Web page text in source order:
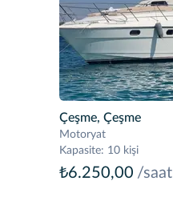
Çeşme, Çeşme
Motoryat
Kapasite: 10 kişi
₺6.250,00 /saat